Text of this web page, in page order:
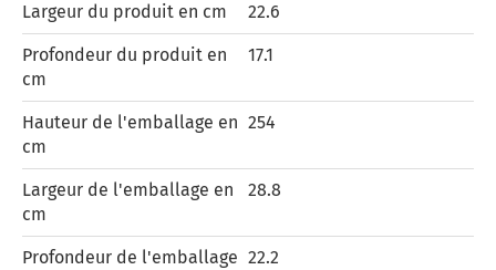
Largeur du produit en cm 22.6
Profondeur du produit en
cm
17.1
Hauteur de l'emballage en
cm
254
Largeur de l'emballage en
cm
28.8
Profondeur de l'emballage 22.2